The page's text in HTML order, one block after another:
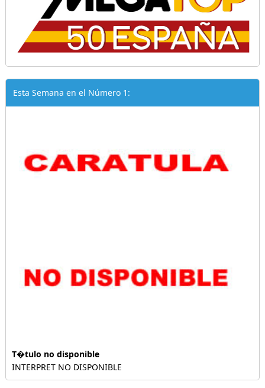
Esta Semana en el Número 1:
T�tulo no disponible
INTERPRET NO DISPONIBLE